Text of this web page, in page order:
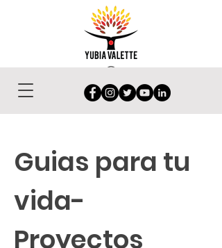
Guias para tu
vida-
Proyectos